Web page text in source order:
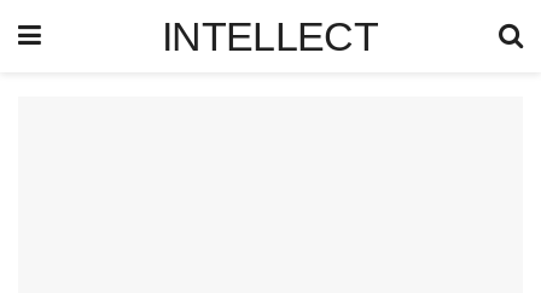
INTELLECT